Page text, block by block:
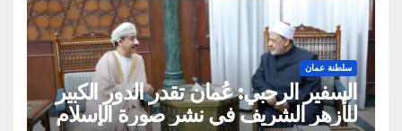
سلطنة عمان
السفير الرحبي: عُمان تقدر الدور الكبير
للأزهر الشريف في نشر صورة الإسلام